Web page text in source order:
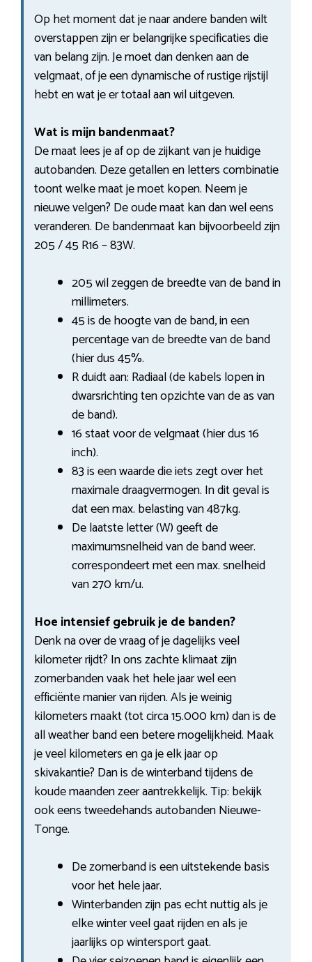
Op het moment dat je naar andere banden wilt
overstappen zijn er belangrijke specificaties die
van belang zijn. Je moet dan denken aan de
velgmaat, of je een dynamische of rustige rijstijl
hebt en wat je er totaal aan wil uitgeven.
Wat is mijn bandenmaat?
De maat lees je af op de zijkant van je huidige
autobanden. Deze getallen en letters combinatie
toont welke maat je moet kopen. Neem je
nieuwe velgen? De oude maat kan dan wel eens
veranderen. De bandenmaat kan bijvoorbeeld zijn
205 / 45 R16 – 83W.
205 wil zeggen de breedte van de band in
millimeters.
45 is de hoogte van de band, in een
percentage van de breedte van de band
(hier dus 45%.
R duidt aan: Radiaal (de kabels lopen in
dwarsrichting ten opzichte van de as van
de band).
16 staat voor de velgmaat (hier dus 16
inch).
83 is een waarde die iets zegt over het
maximale draagvermogen. In dit geval is
dat een max. belasting van 487kg.
De laatste letter (W) geeft de
maximumsnelheid van de band weer.
correspondeert met een max. snelheid
van 270 km/u.
Hoe intensief gebruik je de banden?
Denk na over de vraag of je dagelijks veel
kilometer rijdt? In ons zachte klimaat zijn
zomerbanden vaak het hele jaar wel een
efficiënte manier van rijden. Als je weinig
kilometers maakt (tot circa 15.000 km) dan is de
all weather band een betere mogelijkheid. Maak
je veel kilometers en ga je elk jaar op
skivakantie? Dan is de winterband tijdens de
koude maanden zeer aantrekkelijk. Tip: bekijk
ook eens tweedehands autobanden Nieuwe-
Tonge.
De zomerband is een uitstekende basis
voor het hele jaar.
Winterbanden zijn pas echt nuttig als je
elke winter veel gaat rijden en als je
jaarlijks op wintersport gaat.